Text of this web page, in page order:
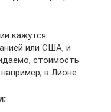
кажутся
или США, и
стоимость
в Лионе.